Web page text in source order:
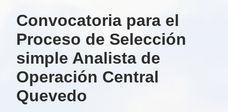
Convocatoria para el
Proceso de Selección
simple Analista de
Operación Central
Quevedo